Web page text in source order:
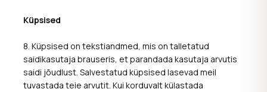
Küpsised
8. Küpsised on tekstiandmed, mis on talletatud
saidikasutaja brauseris, et parandada kasutaja arvutis
saidi jõudlust. Salvestatud küpsised lasevad meil
tuvastada teie arvutit. Kui korduvalt külastada